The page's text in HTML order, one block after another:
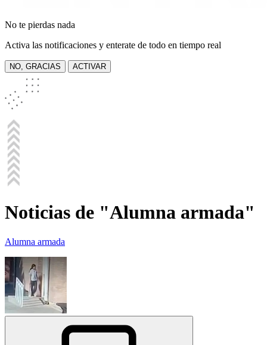
No te pierdas nada
Activa las notificaciones y enterate de todo en tiempo real
NO, GRACIAS ACTIVAR
Noticias de "Alumna armada"
Alumna armada